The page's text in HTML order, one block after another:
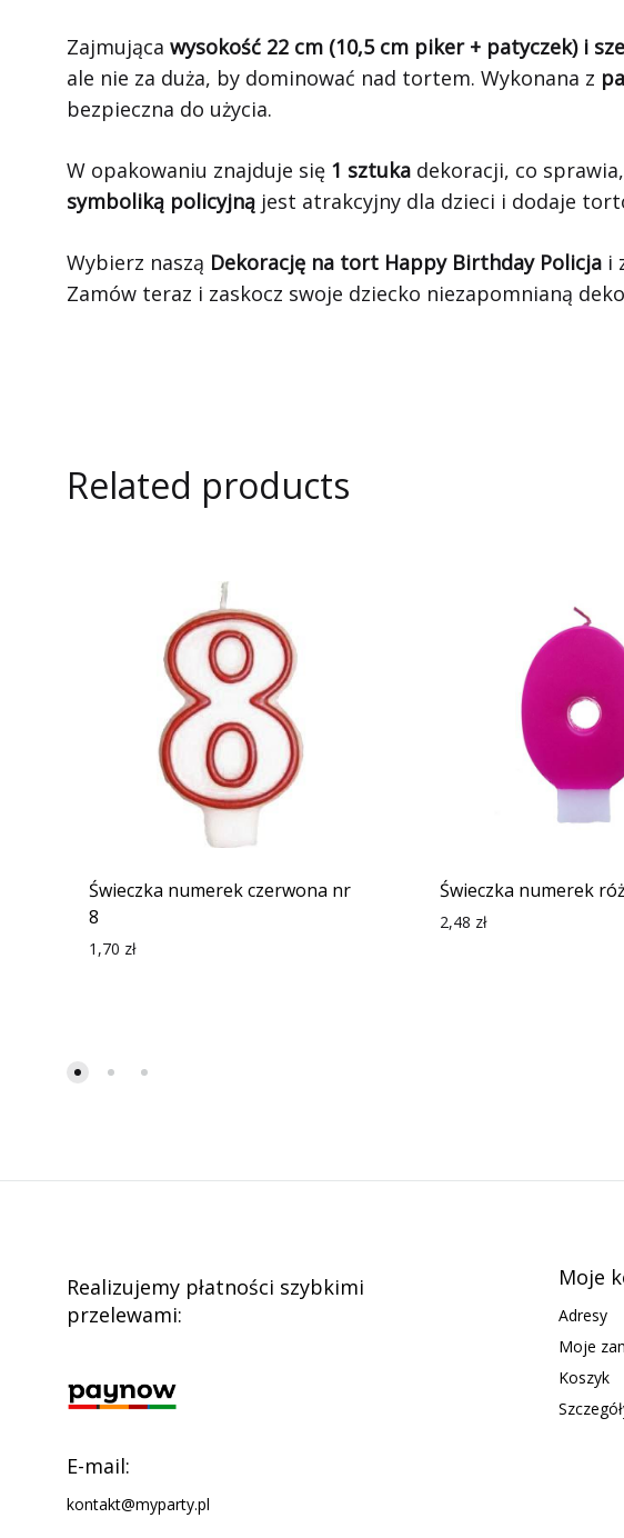
Zajmująca wysokość 22 cm (10,5 cm piker + patyczek) i
ale nie za duża, by dominować nad tortem. Wykonana z
bezpieczna do użycia.
W opakowaniu znajduje się 1 sztuka dekoracji, co
symboliką policyjną jest atrakcyjny dla dzieci i dodaje
Wybierz naszą Dekorację na tort Happy Birthday Policja i
Zamów teraz i zaskocz swoje dziecko niezapomnianą
Related products
Świeczka numerek czerwona nr
8
1,70 zł
Świeczka numerek
2,48 zł
Realizujemy płatności szybkimi
przelewami:
E-mail:
kontakt@myparty.pl
Moje
Adresy
Moje
Koszyk